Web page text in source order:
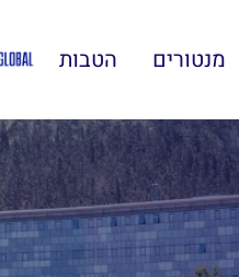
מנטורים הטבות